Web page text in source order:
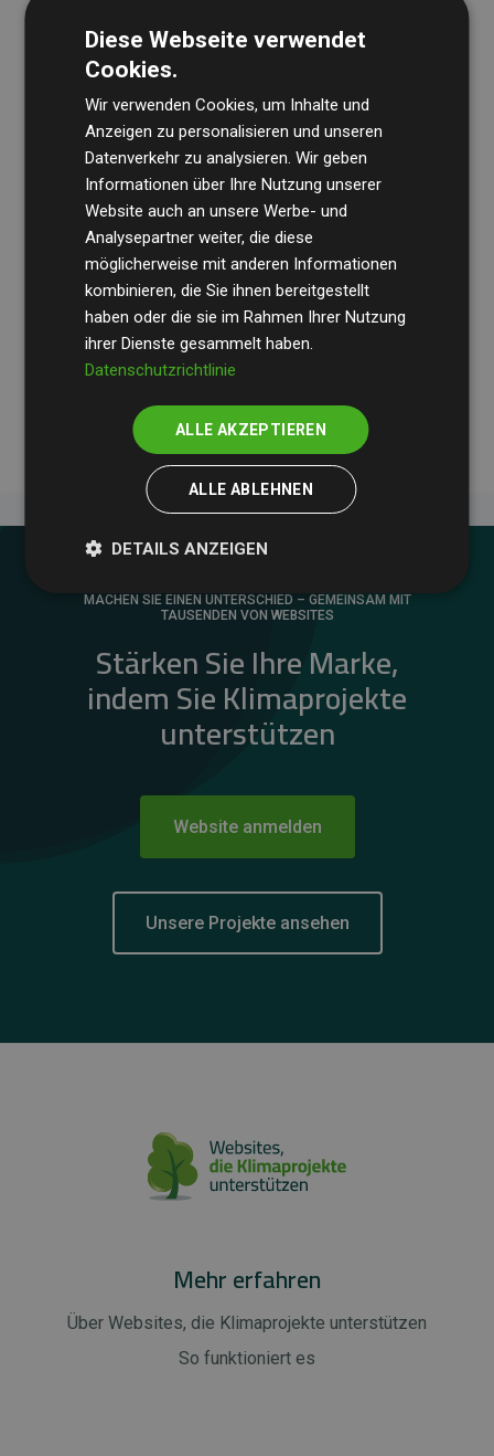
Die Wirtschaftsprüfungsgesellschaft BDOüberprüft
regelmäßig unsere Berechnungen und Methodik, um
Transparenz und Verlässlichkeit sicherzustellen.
Ihre Prüfungen belegen, dass unsere Investitionen in
Klimaschutzprojekte im Durchschnitt200 % der
geschätzten CO₂-Emissionender teilnehmenden
Websites kompensieren – ein klarer Nachweis für die
messbare Klimawirkung unseres Ansatzes.
MACHEN SIE EINEN UNTERSCHIED – GEMEINSAM MIT
TAUSENDEN VON WEBSITES
Stärken Sie Ihre Marke,
indem Sie Klimaprojekte
unterstützen
Website anmelden
Unsere Projekte ansehen
Mehr erfahren
Über Websites, die Klimaprojekte unterstützen
So funktioniert es
Diese Webseite verwendet
Cookies.
Wir verwenden Cookies, um Inhalte und
Anzeigen zu personalisieren und unseren
Datenverkehr zu analysieren. Wir geben
Informationen über Ihre Nutzung unserer
Website auch an unsere Werbe- und
Analysepartner weiter, die diese
möglicherweise mit anderen Informationen
kombinieren, die Sie ihnen bereitgestellt
haben oder die sie im Rahmen Ihrer Nutzung
ihrer Dienste gesammelt haben.
Datenschutzrichtlinie
ALLE AKZEPTIEREN
ALLE ABLEHNEN
DETAILS ANZEIGEN